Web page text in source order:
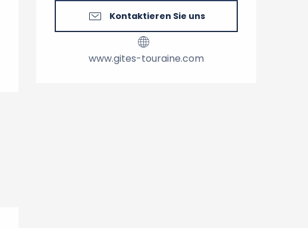
Kontaktieren Sie uns
www.gites-touraine.com